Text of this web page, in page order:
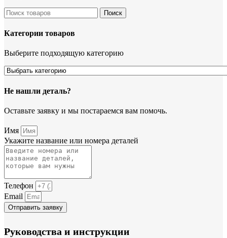
Поиск
Категории товаров
Выберите подходящую категорию
Не нашли деталь?
Оставьте заявку и мы постараемся вам помочь.
Имя
Укажите название или номера деталей
Телефон
Email
Отправить заявку
Руководства и инструкции